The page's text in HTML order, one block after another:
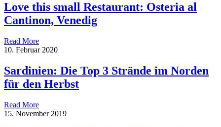
Love this small Restaurant: Osteria al
Cantinon, Venedig
Read More
10. Februar 2020
Sardinien: Die Top 3 Strände im Norden
für den Herbst
Read More
15. November 2019